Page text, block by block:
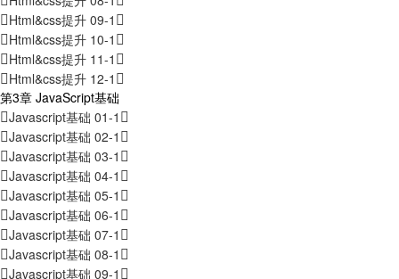
Html&css提升 09-1
Html&css提升 10-1
Html&css提升 11-1
Html&css提升 12-1
第3章 JavaScript基础
Javascript基础 01-1
Javascript基础 02-1
Javascript基础 03-1
Javascript基础 04-1
Javascript基础 05-1
Javascript基础 06-1
Javascript基础 07-1
Javascript基础 08-1
Javascript基础 09-1